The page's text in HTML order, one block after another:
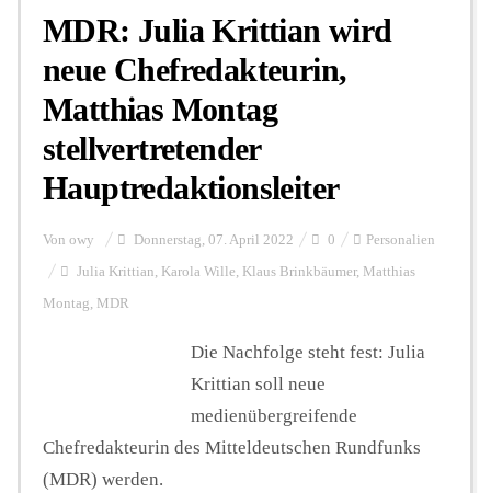
MDR: Julia Krittian wird
neue Chefredakteurin,
Matthias Montag
stellvertretender
Hauptredaktionsleiter
Von owy Donnerstag, 07. April 2022 0 Personalien
Julia Krittian, Karola Wille, Klaus Brinkbäumer, Matthias
Montag, MDR
Die Nachfolge steht fest: Julia
Krittian soll neue
medienübergreifende
Chefredakteurin des Mitteldeutschen Rundfunks
(MDR) werden.